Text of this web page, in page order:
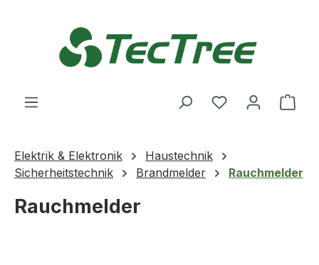
Du hast 0
Elektrik & Elektronik
Haustechnik
Sicherheitstechnik
Brandmelder Rauchmelder
Rauchmelder